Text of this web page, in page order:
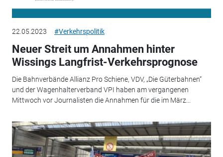
22.05.2023 #Verkehrspolitik
Neuer Streit um Annahmen hinter
Wissings Langfrist-Verkehrsprognose
Die Bahnverbände Allianz Pro Schiene, VDV, „Die Güterbahnen“
und der Wagenhalterverband VPI haben am vergangenen
Mittwoch vor Journalisten die Annahmen für die im März...